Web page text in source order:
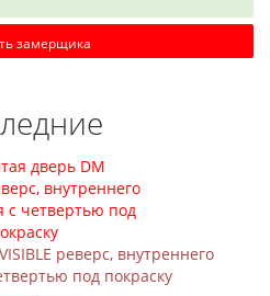
замерщика
реверс, внутреннего
под покраску